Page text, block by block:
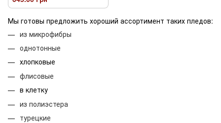
Мы готовы предложить хороший ассортимент таких пледов:
из микрофибры
однотонные
хлопковые
флисовые
в клетку
из полиэстера
турецкие